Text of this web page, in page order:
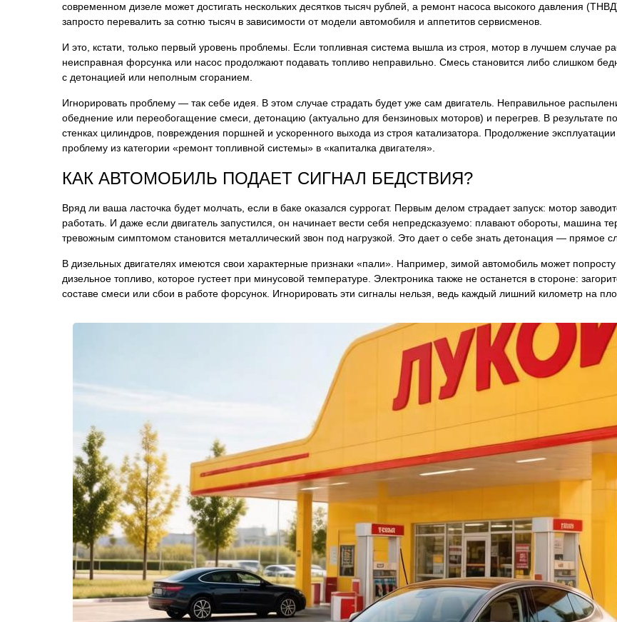
современном дизеле может достигать нескольких десятков тысяч рублей, а ремонт насоса высокого давления
запросто перевалить за сотню тысяч в зависимости от модели автомобиля и аппетитов сервисменов.
И это, кстати, только первый уровень проблемы. Если топливная система вышла из строя, мотор в лучшем случае
неисправная форсунка или насос продолжают подавать топливо неправильно. Смесь становится либо слишком
с детонацией или неполным сгоранием.
Игнорировать проблему — так себе идея. В этом случае страдать будет уже сам двигатель. Неправильное
обеднение или переобогащение смеси, детонацию (актуально для бензиновых моторов) и перегрев. В результате
стенках цилиндров, повреждения поршней и ускоренного выхода из строя катализатора. Продолжение
проблему из категории «ремонт топливной системы» в «капиталка двигателя».
КАК АВТОМОБИЛЬ ПОДАЕТ СИГНАЛ БЕДСТВИЯ?
Вряд ли ваша ласточка будет молчать, если в баке оказался суррогат. Первым делом страдает запуск: мотор
работать. И даже если двигатель запустился, он начинает вести себя непредсказуемо: плавают обороты, машина
тревожным симптомом становится металлический звон под нагрузкой. Это дает о себе знать детонация — прямое
В дизельных двигателях имеются свои характерные признаки «пали». Например, зимой автомобиль может
дизельное топливо, которое густеет при минусовой температуре. Электроника также не останется в стороне:
составе смеси или сбои в работе форсунок. Игнорировать эти сигналы нельзя, ведь каждый лишний километр на